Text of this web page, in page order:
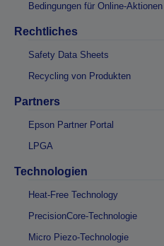
Bedingungen für Online-Aktionen
Rechtliches
Safety Data Sheets
Recycling von Produkten
Partners
Epson Partner Portal
LPGA
Technologien
Heat-Free Technology
PrecisionCore-Technologie
Micro Piezo-Technologie